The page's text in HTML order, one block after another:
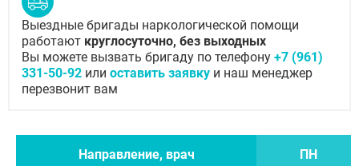
Выездные бригады наркологической помощи
работают круглосуточно, без выходных
Вы можете вызвать бригаду по телефону +7 (961)
331-50-92 или оставить заявку и наш менеджер
перезвонит вам
Направление, врач ПН